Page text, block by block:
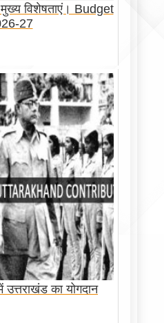
विशेषताएं। Budget
27
का योगदान